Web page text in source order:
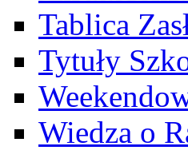
Tablica
Tytuły
Wiedza o